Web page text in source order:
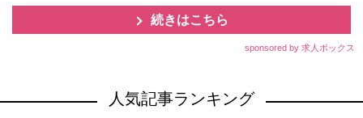
続きはこちら
sponsored by 求人ボックス
人気記事ランキング